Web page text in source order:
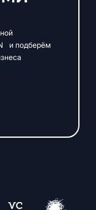
и подберём